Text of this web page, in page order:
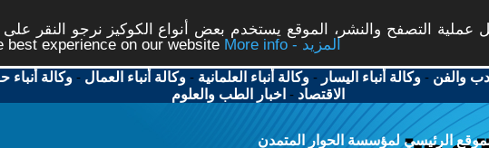
عملية التصفح والنشر، الموقع يستخدم بعض أنواع الكوكيز نرجو النقر
experience on our website
More info - المزيد
والفن -وكالة أنباء اليسار -وكالة أنباء العلمانية -وكالة أنباء العمال -وكالة أنباء
الاقتصاد - اخبار الطب والعلوم
الرئيسي لمؤسسة الحوار المتمدن